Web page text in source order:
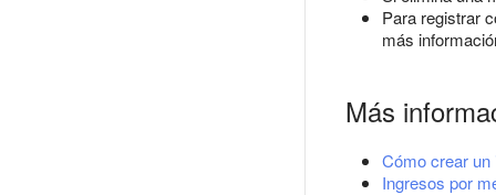
Para registrar
más
Más
Cómo crear un
Ingresos por